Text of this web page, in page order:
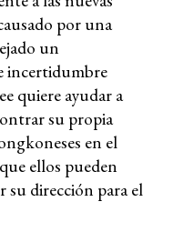
por una
un
incertidumbre
quiere ayudar a
su propia
en el
ellos pueden
su dirección para el